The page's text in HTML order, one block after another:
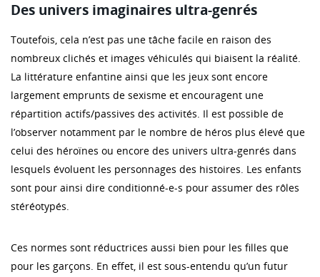
Des univers imaginaires ultra-genrés
Toutefois, cela n’est pas une tâche facile en raison des
nombreux clichés et images véhiculés qui biaisent la réalité.
La littérature enfantine ainsi que les jeux sont encore
largement emprunts de sexisme et encouragent une
répartition actifs/passives des activités. Il est possible de
l’observer notamment par le nombre de héros plus élevé que
celui des héroïnes ou encore des univers ultra-genrés dans
lesquels évoluent les personnages des histoires. Les enfants
sont pour ainsi dire conditionné-e-s pour assumer des rôles
stéréotypés.
Ces normes sont réductrices aussi bien pour les filles que
pour les garçons. En effet, il est sous-entendu qu’un futur